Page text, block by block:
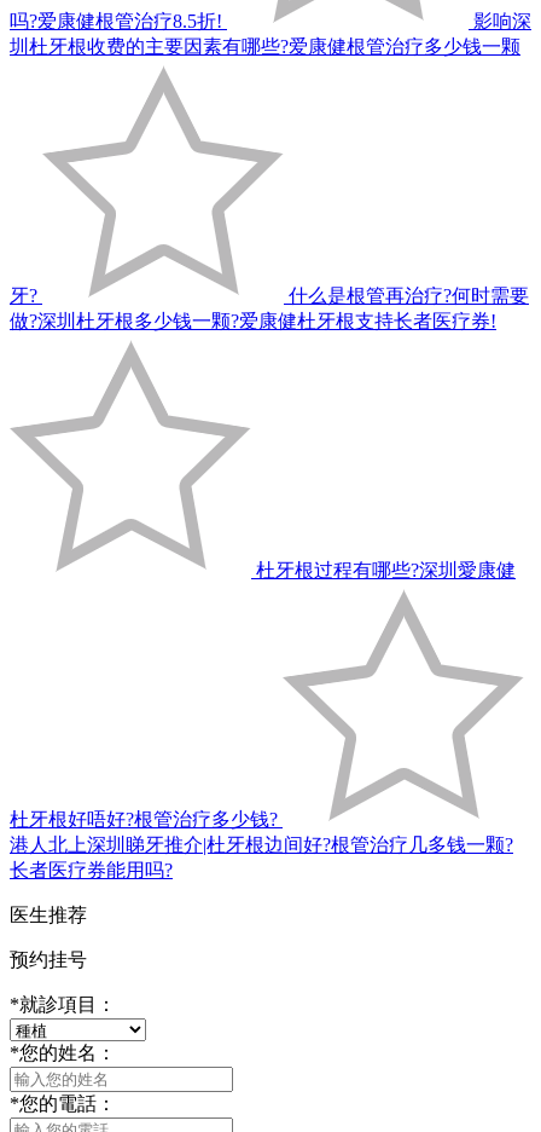
吗?爱康健根管治疗8.5折!
影响深
圳杜牙根收费的主要因素有哪些?爱康健根管治疗多少钱一颗
牙?
什么是根管再治疗?何时需要
做?深圳杜牙根多少钱一颗?爱康健杜牙根支持长者医疗券!
杜牙根过程有哪些?深圳愛康健
杜牙根好唔好?根管治疗多少钱?
港人北上深圳睇牙推介|杜牙根边间好?根管治疗几多钱一颗?
长者医疗券能用吗?
医生推荐
预约挂号
*就診項目：
*您的姓名：
*您的電話：